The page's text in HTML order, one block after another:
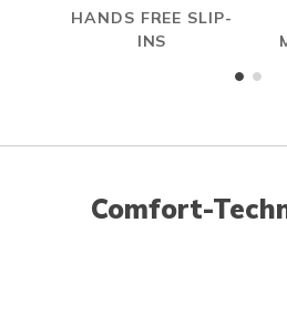
HANDS FREE SLIP-
INS
Comfort-